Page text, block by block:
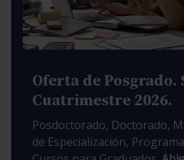
Oferta de Posgrado.
Cuatrimestre 2026.
Posdoctorado, Doctorado,
de Especialización,